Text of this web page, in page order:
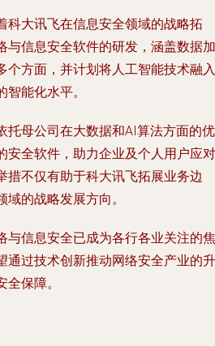
科大讯飞在信息安全领域的战略拓
与信息安全软件的研发，涵盖数据加
个方面，并计划将人工智能技术融入
能化水平。
托母公司在大数据和AI算法方面的优
安全软件，助力企业及个人用户应对
措不仅有助于科大讯飞拓展业务边
的战略发展方向。
与信息安全已成为各行各业关注的焦
通过技术创新推动网络安全产业的升
保障。